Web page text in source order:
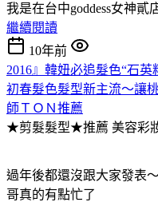
我是在台中goddess女神貳
繼續閱讀
10年前
2016』韓妞必追髮色“石
初春髮色髮型新主流～讓
師ＴＯＮ推薦
★剪髮髮型★推薦 美容彩
過年後都還沒跟大家發表
哥真的有點忙了